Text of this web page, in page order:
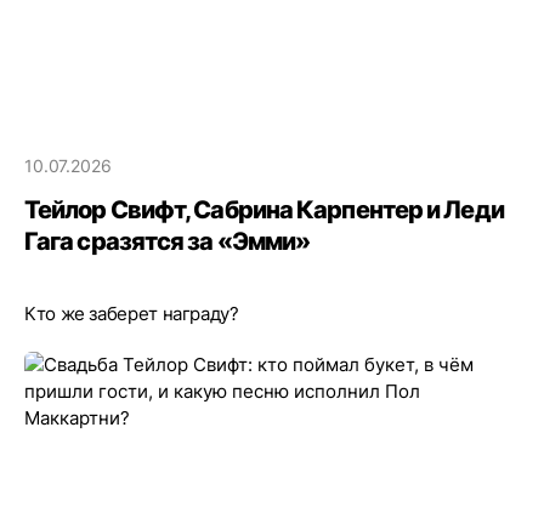
10.07.2026
Тейлор Свифт, Сабрина Карпентер и Леди
Гага сразятся за «Эмми»
Кто же заберет награду?